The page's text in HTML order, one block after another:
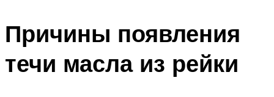
Причины появления
течи масла из рейки